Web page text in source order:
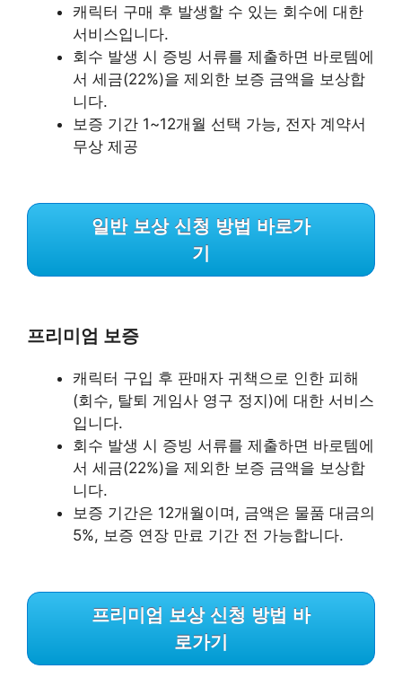
캐릭터 구매 후 발생할 수 있는 회수에 대한
서비스입니다.
회수 발생 시 증빙 서류를 제출하면 바로템에
서 세금(22%)을 제외한 보증 금액을 보상합
니다.
보증 기간 1~12개월 선택 가능, 전자 계약서
무상 제공
일반 보상 신청 방법 바로가
기
프리미엄 보증
캐릭터 구입 후 판매자 귀책으로 인한 피해
(회수, 탈퇴 게임사 영구 정지)에 대한 서비스
입니다.
회수 발생 시 증빙 서류를 제출하면 바로템에
서 세금(22%)을 제외한 보증 금액을 보상합
니다.
보증 기간은 12개월이며, 금액은 물품 대금의
5%, 보증 연장 만료 기간 전 가능합니다.
프리미엄 보상 신청 방법 바
로가기